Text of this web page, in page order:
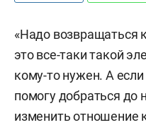
«Надо возвращаться
это все-таки такой
кому-то нужен. А
помогу добраться до
изменить отношение